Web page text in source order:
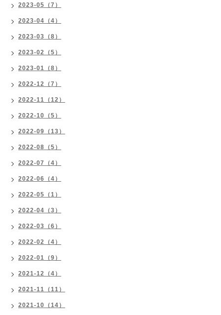
2023-05（7）
2023-04（4）
2023-03（8）
2023-02（5）
2023-01（8）
2022-12（7）
2022-11（12）
2022-10（5）
2022-09（13）
2022-08（5）
2022-07（4）
2022-06（4）
2022-05（1）
2022-04（3）
2022-03（6）
2022-02（4）
2022-01（9）
2021-12（4）
2021-11（11）
2021-10（14）